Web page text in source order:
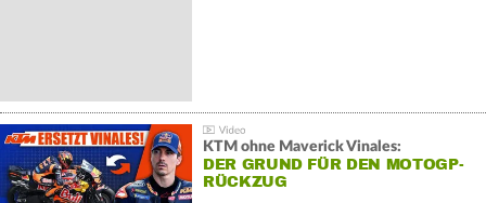
KTM ohne Maverick Vinales:
DER GRUND FÜR DEN MOTOGP-
RÜCKZUG